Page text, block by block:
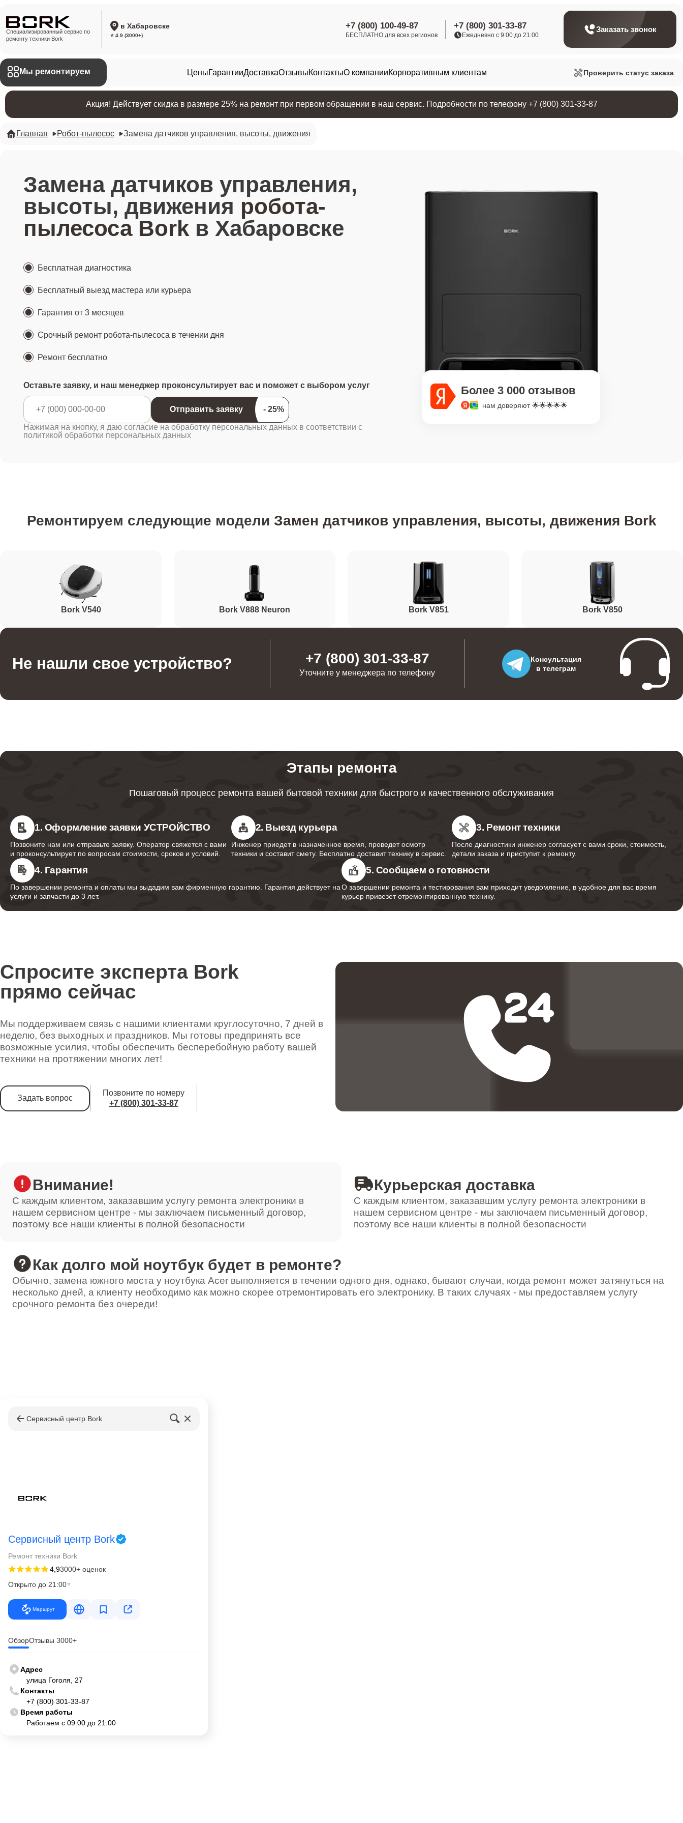
Специализированный сервис по
ремонту техники Bork
в Хабаровске
⭐ 4.9 (3000+)
+7 (800) 100-49-87
БЕСПЛАТНО для всех регионов
+7 (800) 301-33-87
Ежедневно с 9:00 до 21:00
Заказать звонок
Мы ремонтируем ЦеныГарантииДоставкаОтзывыКонтактыО компанииКорпоративным клиентам Проверить статус заказа
Акция! Действует скидка в размере 25% на ремонт при первом обращении в наш сервис. Подробности по телефону +7 (800) 301-33-87
Главная Робот-пылесос Замена датчиков управления, высоты, движения
Замена датчиков управления,
высоты, движения робота-
пылесоса Bork в Хабаровске
Бесплатная диагностика
Бесплатный выезд мастера или курьера
Гарантия от 3 месяцев
Срочный ремонт робота-пылесоса в течении дня
Ремонт бесплатно
Оставьте заявку, и наш менеджер проконсультирует вас и поможет с выбором услуг
Отправить заявку
Нажимая на кнопку, я даю согласие на обработку персональных данных в соответствии с
политикой обработки персональных данных
Более 3 000 отзывов
нам доверяют 🌟🌟🌟🌟🌟
Ремонтируем следующие модели Замен датчиков управления, высоты, движения Bork
Bork V540 Bork V888 Neuron Bork V851 Bork V850
Не нашли свое устройство? +7 (800) 301-33-87
Уточните у менеджера по телефону
Консультация
в телеграм
Этапы ремонта
Пошаговый процесс ремонта вашей бытовой техники для быстрого и качественного обслуживания
1. Оформление заявки УСТРОЙСТВО
Позвоните нам или отправьте заявку. Оператор свяжется с вами
и проконсультирует по вопросам стоимости, сроков и условий.
2. Выезд курьера
Инженер приедет в назначенное время, проведет осмотр
техники и составит смету. Бесплатно доставит технику в сервис.
3. Ремонт техники
После диагностики инженер согласует с вами сроки, стоимость,
детали заказа и приступит к ремонту.
4. Гарантия
По завершении ремонта и оплаты мы выдадим вам фирменную гарантию. Гарантия действует на
услуги и запчасти до 3 лет.
5. Сообщаем о готовности
О завершении ремонта и тестирования вам приходит уведомление, в удобное для вас время
курьер привезет отремонтированную технику.
Спросите эксперта Bork
прямо сейчас
Мы поддерживаем связь с нашими клиентами круглосуточно, 7 дней в
неделю, без выходных и праздников. Мы готовы предпринять все
возможные усилия, чтобы обеспечить бесперебойную работу вашей
техники на протяжении многих лет!
Задать вопрос
Позвоните по номеру
+7 (800) 301-33-87
Внимание!
С каждым клиентом, заказавшим услугу ремонта электроники в
нашем сервисном центре - мы заключаем письменный договор,
поэтому все наши клиенты в полной безопасности
Курьерская доставка
С каждым клиентом, заказавшим услугу ремонта электроники в
нашем сервисном центре - мы заключаем письменный договор,
поэтому все наши клиенты в полной безопасности
Как долго мой ноутбук будет в ремонте?
Обычно, замена южного моста у ноутбука Acer выполняется в течении одного дня, однако, бывают случаи, когда ремонт может затянуться на
несколько дней, а клиенту необходимо как можно скорее отремонтировать его электронику. В таких случаях - мы предоставляем услугу
срочного ремонта без очереди!
Сервисный центр Bork
Сервисный центр Bork
Ремонт техники Bork
4,93000+ оценок
Открыто до 21:00
Маршрут
ОбзорОтзывы 3000+
Адрес
улица Гоголя, 27
Контакты
+7 (800) 301-33-87
Время работы
Работаем с 09:00 до 21:00